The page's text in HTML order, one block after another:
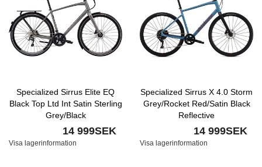
Specialized Sirrus Elite EQ
Black Top Ltd Int Satin Sterling
Grey/Black
14 999SEK
Visa lagerinformation
Specialized Sirrus X 4.0 Storm
Grey/Rocket Red/Satin Black
Reflective
14 999SEK
Visa lagerinformation